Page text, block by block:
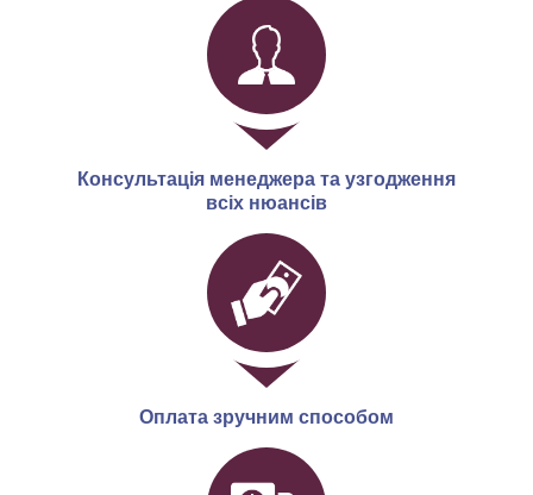
Консультація менеджера та узгодження
всіх нюансів
Оплата зручним способом